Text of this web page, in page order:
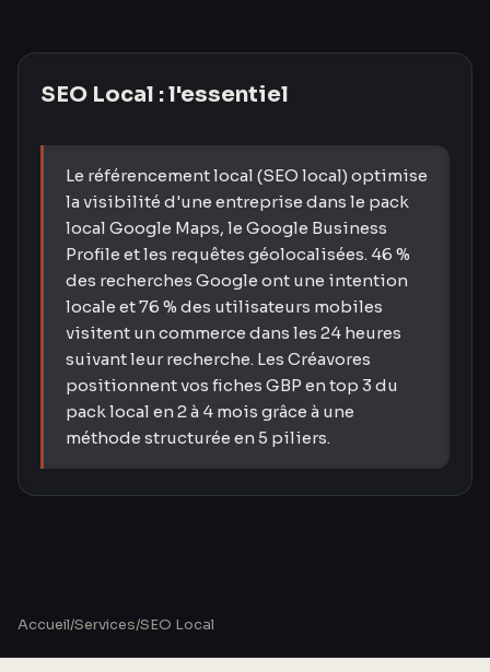
SEO Local : l'essentiel
Le référencement local (SEO local) optimise
la visibilité d'une entreprise dans le pack
local Google Maps, le Google Business
Profile et les requêtes géolocalisées. 46 %
des recherches Google ont une intention
locale et 76 % des utilisateurs mobiles
visitent un commerce dans les 24 heures
suivant leur recherche. Les Créavores
positionnent vos fiches GBP en top 3 du
pack local en 2 à 4 mois grâce à une
méthode structurée en 5 piliers.
Accueil/Services/SEO Local